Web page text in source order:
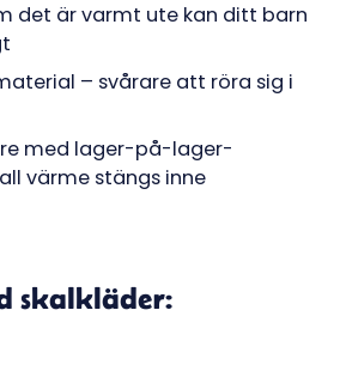
det är varmt ute kan ditt barn
– svårare att röra sig i
med lager-på-lager-
värme stängs inne
skalkläder: